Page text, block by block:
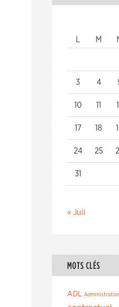
M
3 4
10 11
17 18
24 25
31
« Juil
MOTS CLÉS
ADL